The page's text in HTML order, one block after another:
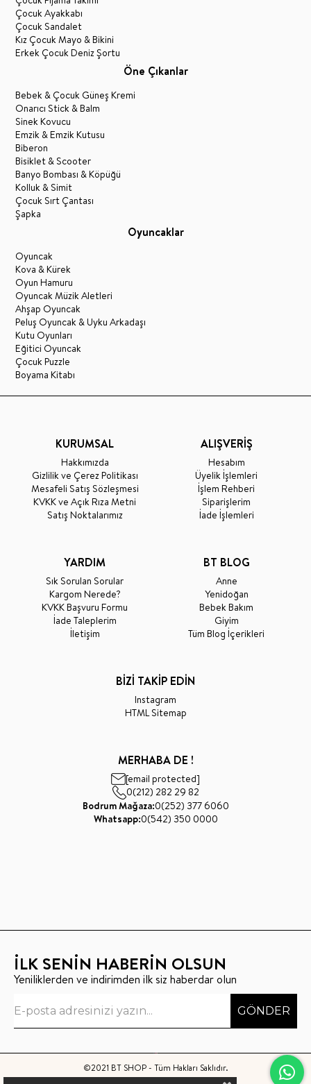
Çocuk Ayakkabı
Çocuk Sandalet
Kız Çocuk Mayo & Bikini
Erkek Çocuk Deniz Şortu
Öne Çıkanlar
Bebek & Çocuk Güneş Kremi
Onarıcı Stick & Balm
Sinek Kovucu
Emzik & Emzik Kutusu
Biberon
Bisiklet & Scooter
Banyo Bombası & Köpüğü
Kolluk & Simit
Çocuk Sırt Çantası
Şapka
Oyuncaklar
Oyuncak
Kova & Kürek
Oyun Hamuru
Oyuncak Müzik Aletleri
Ahşap Oyuncak
Peluş Oyuncak & Uyku Arkadaşı
Kutu Oyunları
Eğitici Oyuncak
Çocuk Puzzle
Boyama Kitabı
KURUMSAL
Hakkımızda
Gizlilik ve Çerez Politikası
Mesafeli Satış Sözleşmesi
KVKK ve Açık Rıza Metni
Satış Noktalarımız
ALIŞVERİŞ
Hesabım
Üyelik İşlemleri
İşlem Rehberi
Siparişlerim
İade İşlemleri
YARDIM
Sık Sorulan Sorular
Kargom Nerede?
KVKK Başvuru Formu
İade Taleplerim
İletişim
BT BLOG
Anne
Yenidoğan
Bebek Bakım
Giyim
Tüm Blog İçerikleri
BİZİ TAKİP EDİN
Instagram
HTML Sitemap
MERHABA DE !
[email protected]
0(212) 282 29 82
Bodrum Mağaza:0(252) 377 6060
Whatsapp:0(542) 350 0000
İLK SENİN HABERİN OLSUN
Yeniliklerden ve indirimden ilk siz haberdar olun
GÖNDER
©2021 BT SHOP - Tüm Hakları Saklıdır.